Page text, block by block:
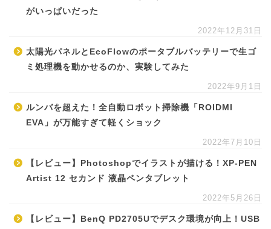
がいっぱいだった
2022年12月31日
太陽光パネルとEcoFlowのポータブルバッテリーで生ゴ
ミ処理機を動かせるのか、実験してみた
2022年9月1日
ルンバを超えた！全自動ロボット掃除機「ROIDMI
EVA」が万能すぎて軽くショック
2022年7月10日
【レビュー】Photoshopでイラストが描ける！XP-PEN
Artist 12 セカンド 液晶ペンタブレット
2022年5月26日
【レビュー】BenQ PD2705Uでデスク環境が向上！USB